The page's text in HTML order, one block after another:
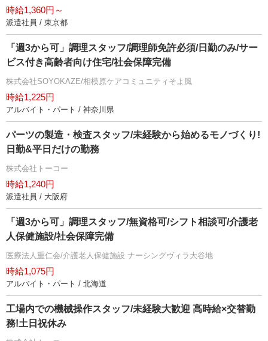
時給1,360円～
派遣社員 / 東京都
「週3から可」調理スタッフ/調理師免許必須/日勤のみ/サー
ビス付き高齢者向け住宅/社会保障完備
株式会社SOYOKAZE/相模原ケアコミュニティそよ風
時給1,225円
アルバイト・パート / 神奈川県
パーツの製造・検査スタッフ/未経験から始めるモノづくり!
日勤&平日だけの勤務
株式会社トーコー
時給1,240円
派遣社員 / 大阪府
「週3から可」調理スタッフ/無資格可/シフト相談可/介護老
人保健施設/社会保障完備
医療法人重仁会/介護老人保健施設 ナーシングヴィラ大谷地
時給1,075円
アルバイト・パート / 北海道
工場内での機械操作スタッフ/未経験大歓迎 高時給×交替勤
務!土日祝休み